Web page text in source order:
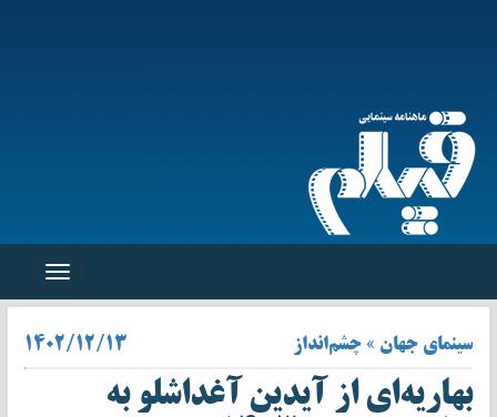
Toggle
سینمای جهان » چشم‌انداز ۱۴۰۲/۱۲/۱۳
بهاریه‌ای از آیدین آغداشلو به